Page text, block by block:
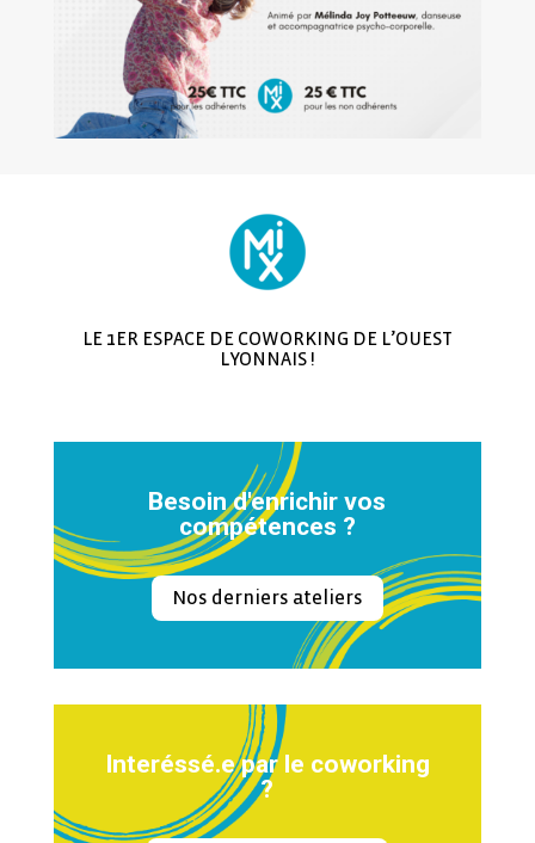
LE 1ER ESPACE DE COWORKING DE L’OUEST
LYONNAIS !
Besoin d'enrichir vos
compétences ?
Nos derniers ateliers
Interéssé.e par le coworking
?